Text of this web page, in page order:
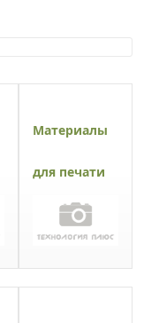
Материалы
для печати